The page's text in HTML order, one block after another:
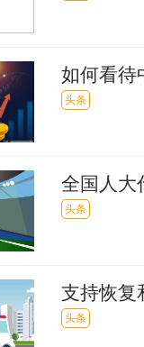
如何看待
世界消息
头条
全国人大
体系|环球
头条
支持恢复
措施|焦点
头条